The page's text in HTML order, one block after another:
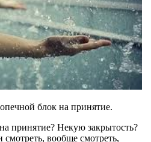
блок на принятие.
принятие? Некую закрытость?
вообще смотреть,